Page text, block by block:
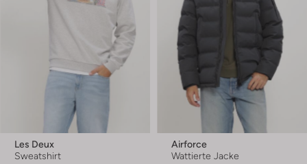
Les Deux
Sweatshirt
Airforce
Wattierte Jacke